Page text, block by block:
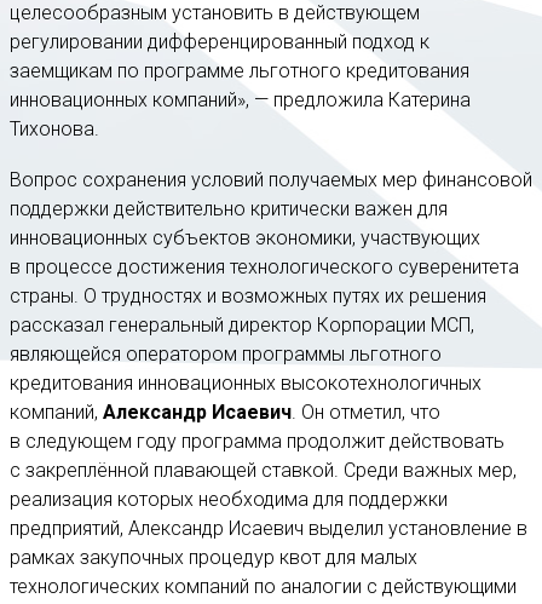
целесообразным установить в действующем
регулировании дифференцированный подход к
заемщикам по программе льготного кредитования
инновационных компаний», — предложила Катерина
Тихонова.
Вопрос сохранения условий получаемых мер финансовой
поддержки действительно критически важен для
инновационных субъектов экономики, участвующих
в процессе достижения технологического суверенитета
страны. О трудностях и возможных путях их решения
рассказал генеральный директор Корпорации МСП,
являющейся оператором программы льготного
кредитования инновационных высокотехнологичных
компаний, Александр Исаевич. Он отметил, что
в следующем году программа продолжит действовать
с закреплённой плавающей ставкой. Среди важных мер,
реализация которых необходима для поддержки
предприятий, Александр Исаевич выделил установление в
рамках закупочных процедур квот для малых
технологических компаний по аналогии с действующими